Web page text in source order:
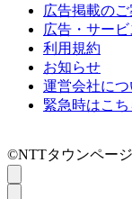
広告掲載のご
広告・サー
利用規約
お知らせ
運営会社につ
緊急時はこち
©NTTタウンページ